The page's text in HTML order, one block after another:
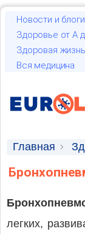
Новости и блоги
Здоровье от А
Здоровая жизнь
Вся медицина
Главная
легких,